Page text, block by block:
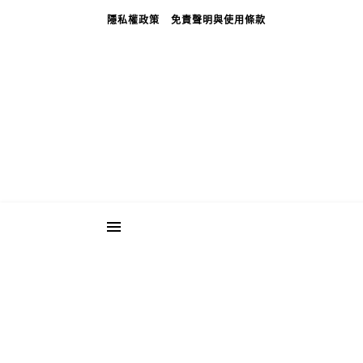
隱私權政策 免責聲明與使用條款